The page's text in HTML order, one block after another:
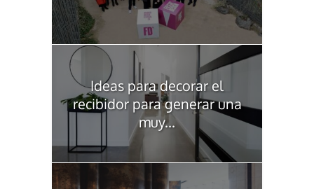
Ideas para decorar el
recibidor para generar una
muy...